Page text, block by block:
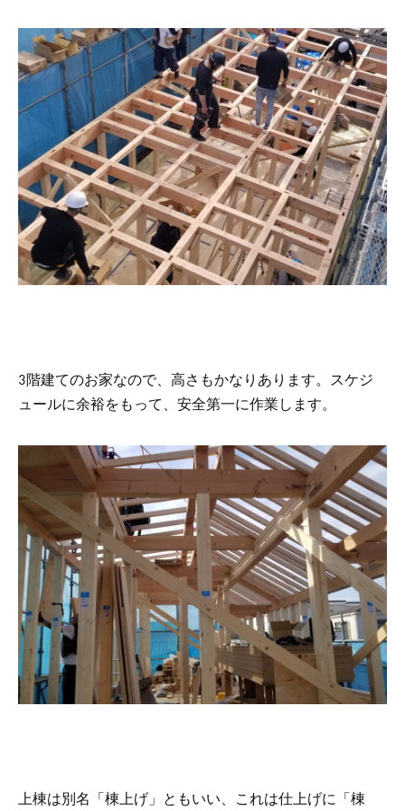
3階建てのお家なので、高さもかなりあります。スケジ
ュールに余裕をもって、安全第一に作業します。
上棟は別名「棟上げ」ともいい、これは仕上げに「棟